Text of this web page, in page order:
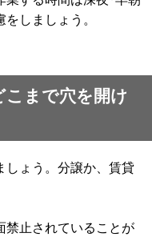
しましょう。
まで穴を開け
しょう。分譲か、賃貸
禁止されていることが